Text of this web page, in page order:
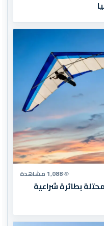
1,088 مشاهدة
بطائرة شراعية